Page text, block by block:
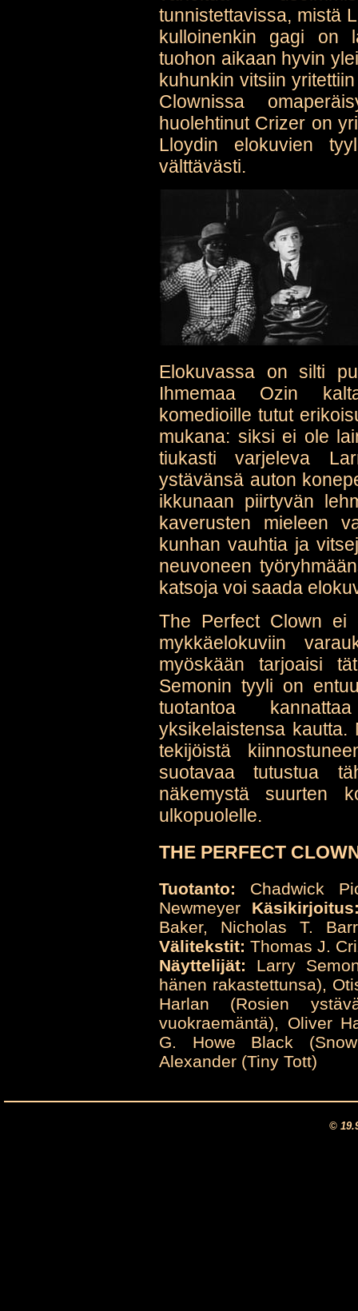
tunnistettavissa, mistä
kulloinenkin gagi on
tuohon aikaan hyvin
kuhunkin vitsiin
Clownissa
huolehtinut Crizer on
Lloydin elokuvien
välttävästi.
Elokuvassa on silti
Ihmemaa Ozin
komedioille tutut
mukana: siksi ei ole
tiukasti varjeleva
ystävänsä auton
ikkunaan piirtyvän
kaverusten mieleen
kunhan vauhtia ja
neuvoneen
katsoja voi saada
The Perfect Clown ei
mykkäelokuviin
myöskään tarjoaisi
Semonin tyyli on
tuotantoa
yksikelaistensa
tekijöistä
suotavaa tutustua
näkemystä suurten
ulkopuolelle.
THE PERFECT
Tuotanto: Chadwick
Newmeyer
Baker, Nicholas T.
Välitekstit: Thomas J.
Näyttelijät: Larry
hänen rakastettunsa),
Harlan (Rosien
vuokraemäntä), Oliver
G. Howe Black
Alexander (Tiny Tott)
©